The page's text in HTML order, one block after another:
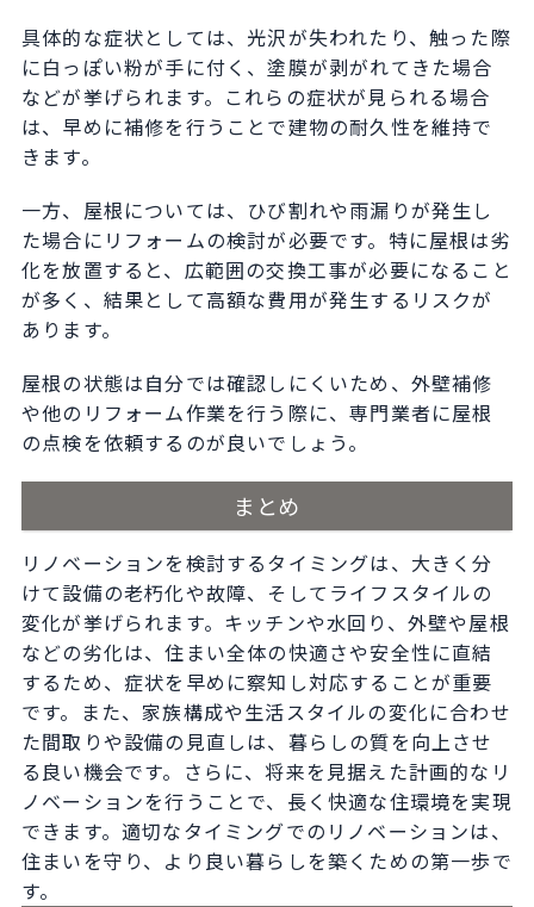
具体的な症状としては、光沢が失われたり、触った際
に白っぽい粉が手に付く、塗膜が剥がれてきた場合
などが挙げられます。これらの症状が見られる場合
は、早めに補修を行うことで建物の耐久性を維持で
きます。
一方、屋根については、ひび割れや雨漏りが発生し
た場合にリフォームの検討が必要です。特に屋根は劣
化を放置すると、広範囲の交換工事が必要になること
が多く、結果として高額な費用が発生するリスクが
あります。
屋根の状態は自分では確認しにくいため、外壁補修
や他のリフォーム作業を行う際に、専門業者に屋根
の点検を依頼するのが良いでしょう。
まとめ
リノベーションを検討するタイミングは、大きく分
けて設備の老朽化や故障、そしてライフスタイルの
変化が挙げられます。キッチンや水回り、外壁や屋根
などの劣化は、住まい全体の快適さや安全性に直結
するため、症状を早めに察知し対応することが重要
です。また、家族構成や生活スタイルの変化に合わせ
た間取りや設備の見直しは、暮らしの質を向上させ
る良い機会です。さらに、将来を見据えた計画的なリ
ノベーションを行うことで、長く快適な住環境を実現
できます。適切なタイミングでのリノベーションは、
住まいを守り、より良い暮らしを築くための第一歩で
す。